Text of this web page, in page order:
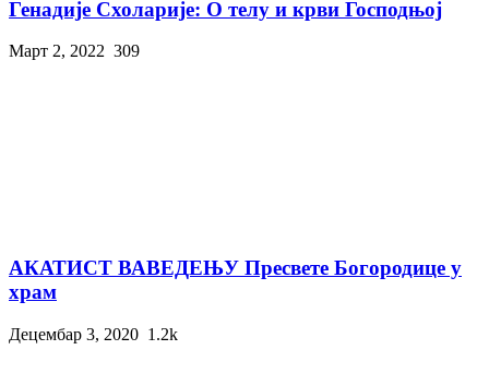
Генадије Схоларије: О телу и крви Господњој
Март 2, 2022 309
АКАТИСТ ВАВЕДЕЊУ Пресвете Богородице у
храм
Децембар 3, 2020 1.2k